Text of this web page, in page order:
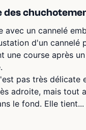
des
avec un cannelé
d'un cannelé
une course après
pas très délicate
adroite, mais tout
le fond. Elle tient...